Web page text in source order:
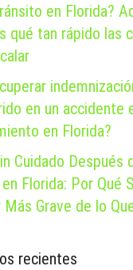
en Florida?
qué tan rápido las
en un accidente
en Florida?
Cuidado Después
Florida: Por Qué
Más Grave de lo
recientes